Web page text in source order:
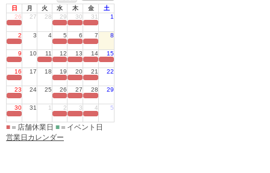
日
月 火 水 木 金
土
26
27 28 29 30 31 1
2 3 4 5 6 7 8
9 10 11 12 13 14 15
16 17 18 19 20 21 22
23 24 25 26 27 28 29
30 31 1 2 3 4 5
■ ＝店舗休業日 ■ ＝イベント日
営業日カレンダー